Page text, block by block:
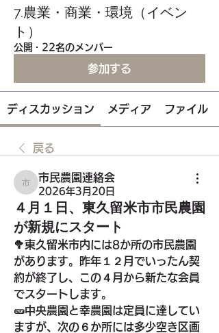
7.農業・商業・環境（イベン
ト）
公開 · 22名のメンバー
参加する
ディスカッション メディア ファイル
戻る
市民農園連絡会
市民農園連絡会
2026年3月20日
４月１日、東久留米市市民農園
が新規にスタート
🥦東久留米市内には8か所の市民農園
があります。昨年１２月でいったん契
約が終了し、この４月から新たな会員
でスタートします。
🥒中央農園と幸農園は定員に達してい
ますが、次の６か所には多少空き区画